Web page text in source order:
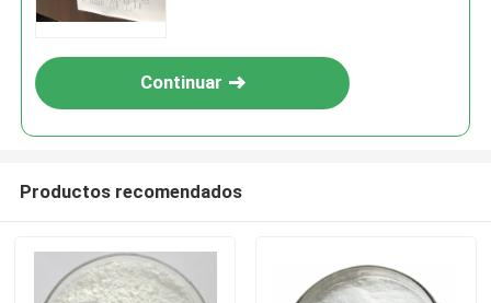
Continuar
Productos recomendados